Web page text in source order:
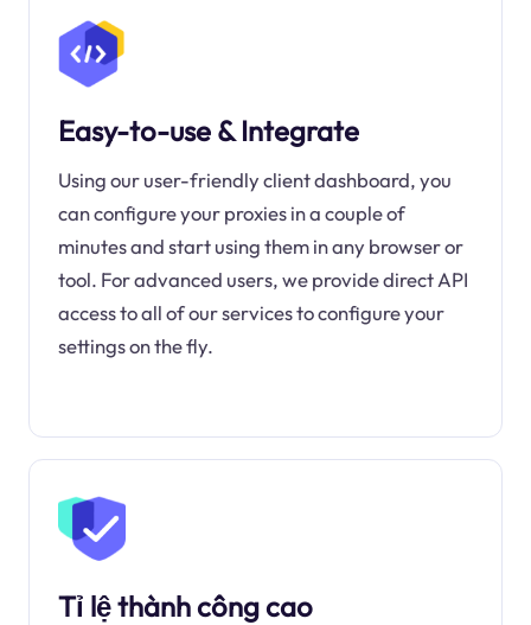
Easy-to-use & Integrate
Using our user-friendly client dashboard, you
can configure your proxies in a couple of
minutes and start using them in any browser or
tool. For advanced users, we provide direct API
access to all of our services to configure your
settings on the fly.
Tỉ lệ thành công cao